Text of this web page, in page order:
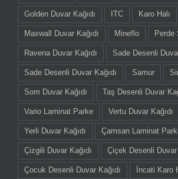
Golden Duvar Kağıdı ITC Karo Halı
Maxwall Duvar Kağıdı Mineflo Perde
Ravena Duvar Kağıdı Sade Desenli
Sade Desenli Duvar Kağıdı Samur
Som Duvar Kağıdı Taş Desenli Duvar
Vario Laminat Parke Vertu Duvar Kağıdı
Yerli Duvar Kağıdı Çamsan Laminat
Çizgili Duvar Kağıdı Çiçek Desenli Duvar
Çocuk Desenli Duvar Kağıdı İncati Karo